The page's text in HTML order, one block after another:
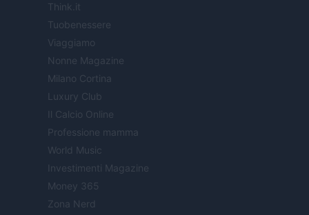
Think.it
Tuobenessere
Viaggiamo
Nonne Magazine
Milano Cortina
Luxury Club
Il Calcio Online
Professione mamma
World Music
Investimenti Magazine
Money 365
Zona Nerd